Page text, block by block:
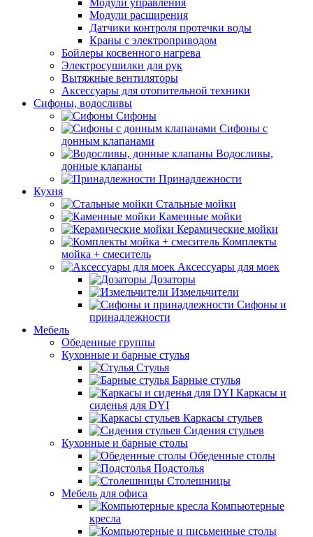
Модули управления
Модули расширения
Датчики контроля протечки воды
Краны с электроприводом
Бойлеры косвенного нагрева
Электросушилки для рук
Вытяжные вентиляторы
Аксессуары для отопительной техники
Сифоны, водосливы
Сифоны
Сифоны с
донным клапанами
Водосливы,
донные клапаны
Принадлежности
Кухня
Стальные мойки
Каменные мойки
Керамические мойки
Комплекты
мойка + смеситель
Аксессуары для моек
Дозаторы
Измельчители
Сифоны и
принадлежности
Мебель
Обеденные группы
Кухонные и барные стулья
Стулья
Барные стулья
Каркасы и
сиденья для DYI
Каркасы стульев
Сидения стульев
Кухонные и барные столы
Обеденные столы
Подстолья
Столешницы
Мебель для офиса
Компьютерные
кресла